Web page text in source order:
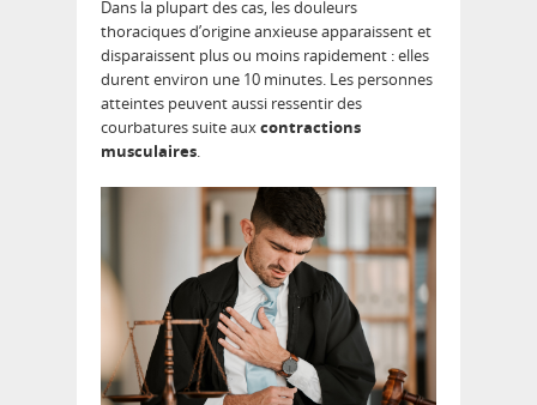
Dans la plupart des cas, les douleurs
thoraciques d’origine anxieuse apparaissent et
disparaissent plus ou moins rapidement : elles
durent environ une 10 minutes. Les personnes
atteintes peuvent aussi ressentir des
courbatures suite auxcontractions
musculaires.